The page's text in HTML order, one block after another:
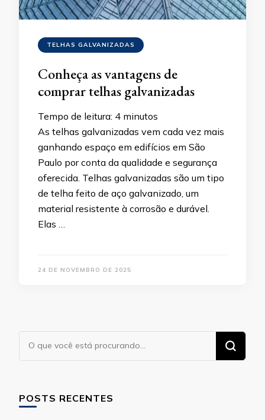
TELHAS GALVANIZADAS
Conheça as vantagens de
comprar telhas galvanizadas
Tempo de leitura: 4 minutos
As telhas galvanizadas vem cada vez mais
ganhando espaço em edifícios em São
Paulo por conta da qualidade e segurança
oferecida. Telhas galvanizadas são um tipo
de telha feito de aço galvanizado, um
material resistente à corrosão e durável.
Elas …
24 DE NOVEMBRO DE 2025
Procurando
algo?
POSTS RECENTES